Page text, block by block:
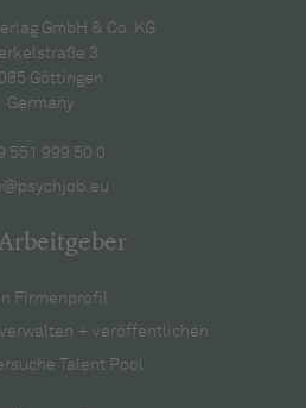
GmbH & Co. KG
3
Göttingen
Germany
551 999 50 0
Firmenprofil
+ veröffentlichen
Talent Pool